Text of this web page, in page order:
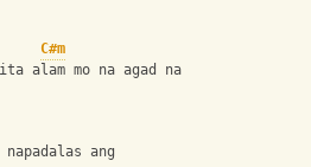
C#m
alam mo na agad na
ang